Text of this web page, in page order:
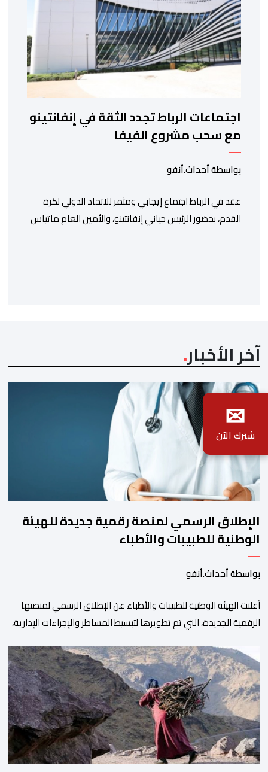
اجتماعات الرباط تجدد الثقة في إنفانتينو
مع سحب مشروع الفيفا
بواسطة أحداث.أنفو
عقد في الرباط اجتماع إيجابي ومثمر للاتحاد الدولي لكرة
القدم، بحضور الرئيس جياني إنفانتينو، والأمين العام ماتياس
المسؤول الوحيد المباشر والمنتخب من قِبل 211 اتحادا […]
آخر الأخبار
الإطلاق الرسمي لمنصة رقمية جديدة للهيئة
الوطنية للطبيبات والأطباء
بواسطة أحداث.أنفو
أعلنت الهيئة الوطنية للطبيبات والأطباء عن الإطلاق الرسمي لمنصتها
الرقمية الجديدة، التي تم تطويرها لتبسيط المساطر والإجراءات الإدارية،
والمجالس الجهوية للهيئة إلى جانب الهيئة الوطنية. وذكر بلاغ للهيئة أن
هذه المنصة، التي تم إطلاقها في إطار استراتيجيتها الرامية إلى التحديث
والتحول الرقمي، تشكل خطوة مهمة في […]
✉
شترك الآن